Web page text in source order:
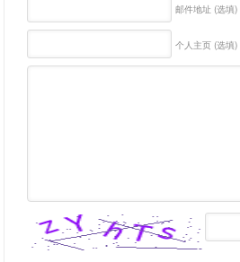
邮件地址 (选填)
个人主页 (选填)